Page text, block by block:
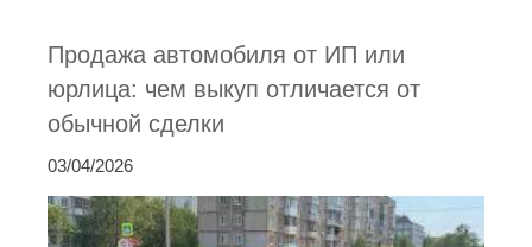
Продажа автомобиля от ИП или
юрлица: чем выкуп отличается от
обычной сделки
03/04/2026